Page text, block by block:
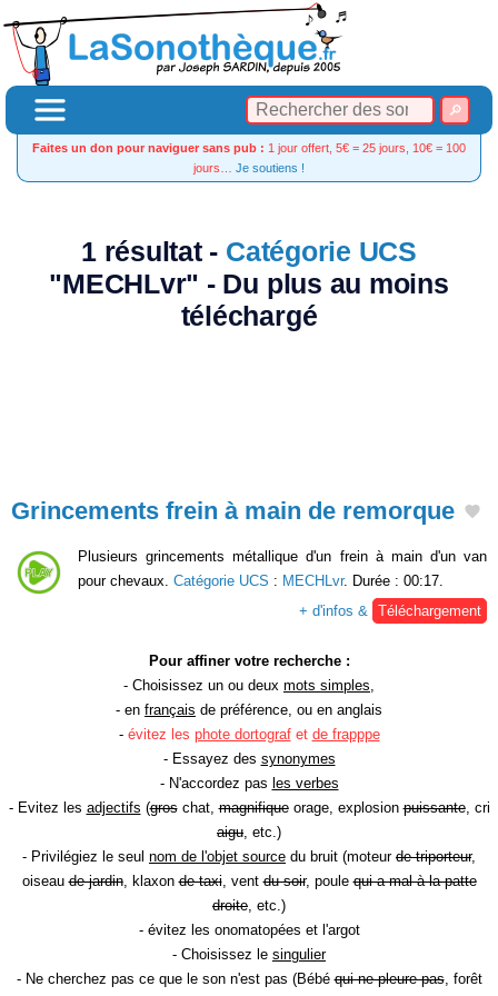
Faites un don pour naviguer sans pub : 1 jour offert, 5€ = 25 jours, 10€ = 100
jours… Je soutiens !
1 résultat - Catégorie UCS
"MECHLvr" - Du plus au moins
téléchargé
Grincements frein à main de remorque
Plusieurs grincements métallique d'un frein à main d'un van
pour chevaux. Catégorie UCS : MECHLvr. Durée : 00:17.
+ d'infos &
Téléchargement
Pour affiner votre recherche :
- Choisissez un ou deux mots simples
- en français de préférence, ou en anglais
- évitez les phote dortografet de frapppe
- Essayez des synonymes
- N'accordez pas les verbes
- Evitez les adjectifs (groschat,magnifiqueorage, explosionpuissante, cri
aigu , etc.)
- Privilégiez le seul nom de l'objet source du bruit (moteur de triporteur,
oiseaude jardin, klaxonde taxi, ventdu soir, poulequi a mal à la patte
droite , etc.)
- évitez les onomatopées et l'argot
- Choisissez le singulier
- Ne cherchez pas ce que le son n'est pas (Bébéqui ne pleure pas, forêt